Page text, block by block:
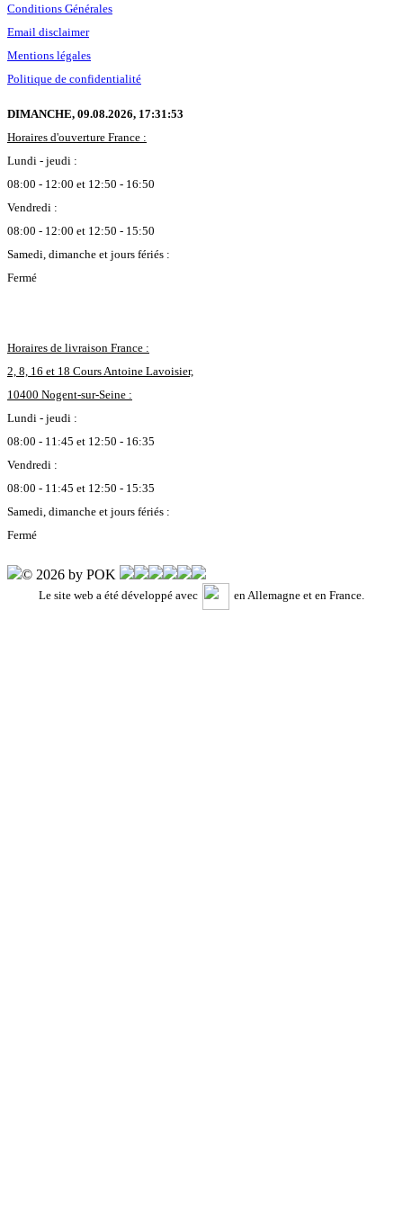
Conditions Générales
Email disclaimer
Mentions légales
Politique de confidentialité
DIMANCHE, 09.08.2026, 17:31:54
Horaires d'ouverture France :
Lundi - jeudi :
08:00 - 12:00 et 12:50 - 16:50
Vendredi :
08:00 - 12:00 et 12:50 - 15:50
Samedi, dimanche et jours fériés :
Fermé
Horaires de livraison France :
2, 8, 16 et 18 Cours Antoine Lavoisier,
10400 Nogent-sur-Seine :
Lundi - jeudi :
08:00 - 11:45 et 12:50 - 16:35
Vendredi :
08:00 - 11:45 et 12:50 - 15:35
Samedi, dimanche et jours fériés :
Fermé
© 2026 by POK
Le site web a été développé avec en Allemagne et en France.